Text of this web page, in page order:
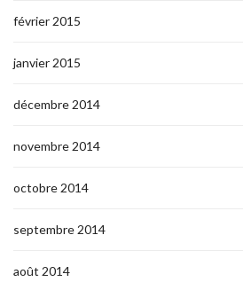
février 2015
janvier 2015
décembre 2014
novembre 2014
octobre 2014
septembre 2014
août 2014